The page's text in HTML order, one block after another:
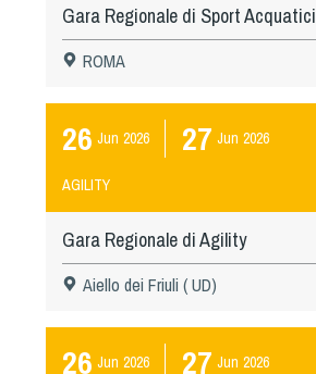
Gara Regionale di Sport Acquatici
ROMA
26 Jun 2026 27 Jun 2026
AGILITY
Gara Regionale di Agility
Aiello dei Friuli ( UD)
26 Jun 2026 27 Jun 2026